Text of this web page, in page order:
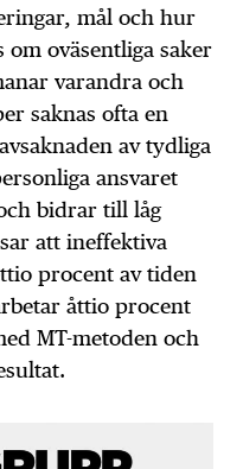
mål och hur
om oväsentliga saker
varandra och
saknas ofta en
av tydliga
ansvaret
bidrar till låg
att ineffektiva
procent av tiden
åttio procent
MT-metoden och